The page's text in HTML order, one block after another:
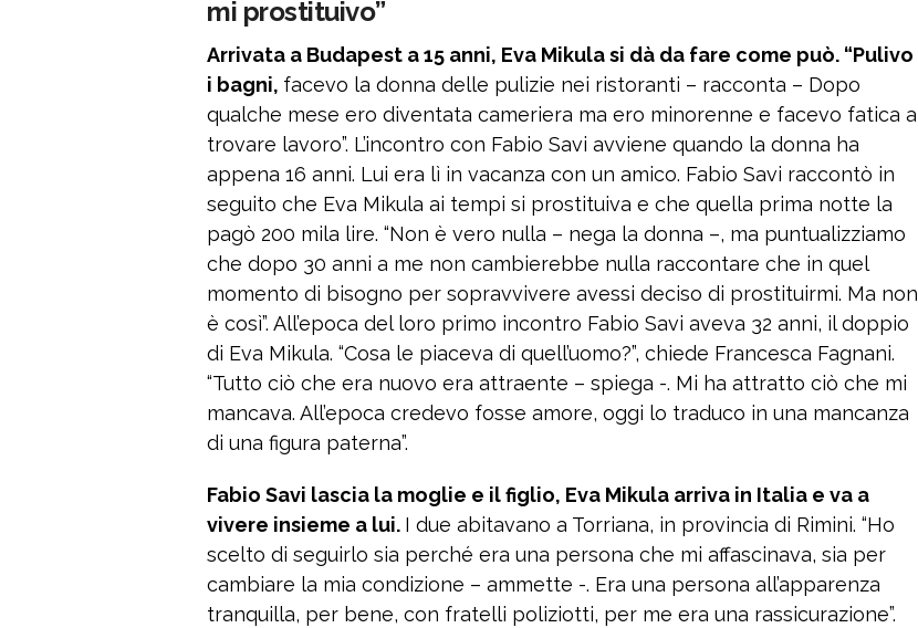
mi prostituivo”
Arrivata a Budapest a 15 anni, Eva Mikula si dà da fare come può. “Pulivo
i bagni, facevo la donna delle pulizie nei ristoranti – racconta – Dopo
qualche mese ero diventata cameriera ma ero minorenne e facevo fatica a
trovare lavoro”. L’incontro con Fabio Savi avviene quando la donna ha
appena 16 anni. Lui era lì in vacanza con un amico. Fabio Savi raccontò in
seguito che Eva Mikula ai tempi si prostituiva e che quella prima notte la
pagò 200 mila lire. “Non è vero nulla – nega la donna –, ma puntualizziamo
che dopo 30 anni a me non cambierebbe nulla raccontare che in quel
momento di bisogno per sopravvivere avessi deciso di prostituirmi. Ma non
è così”. All’epoca del loro primo incontro Fabio Savi aveva 32 anni, il doppio
di Eva Mikula. “Cosa le piaceva di quell’uomo?”, chiede Francesca Fagnani.
“Tutto ciò che era nuovo era attraente – spiega -. Mi ha attratto ciò che mi
mancava. All’epoca credevo fosse amore, oggi lo traduco in una mancanza
di una figura paterna”.
Fabio Savi lascia la moglie e il figlio, Eva Mikula arriva in Italia e va a
vivere insieme a lui. I due abitavano a Torriana, in provincia di Rimini. “Ho
scelto di seguirlo sia perché era una persona che mi affascinava, sia per
cambiare la mia condizione – ammette -. Era una persona all’apparenza
tranquilla, per bene, con fratelli poliziotti, per me era una rassicurazione”.